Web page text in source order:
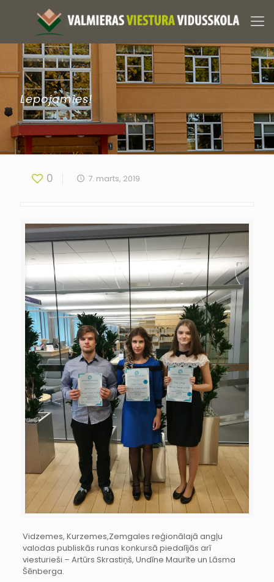
Lepojamies!
0 7. marts, 2019
Vidzemes, Kurzemes,Zemgales reģionālajā angļu
valodas publiskās runas konkursā piedalījās arī
viesturieši – Artūrs Skrastiņš, Undīne Maurīte un Lāsma
Šēnberga.